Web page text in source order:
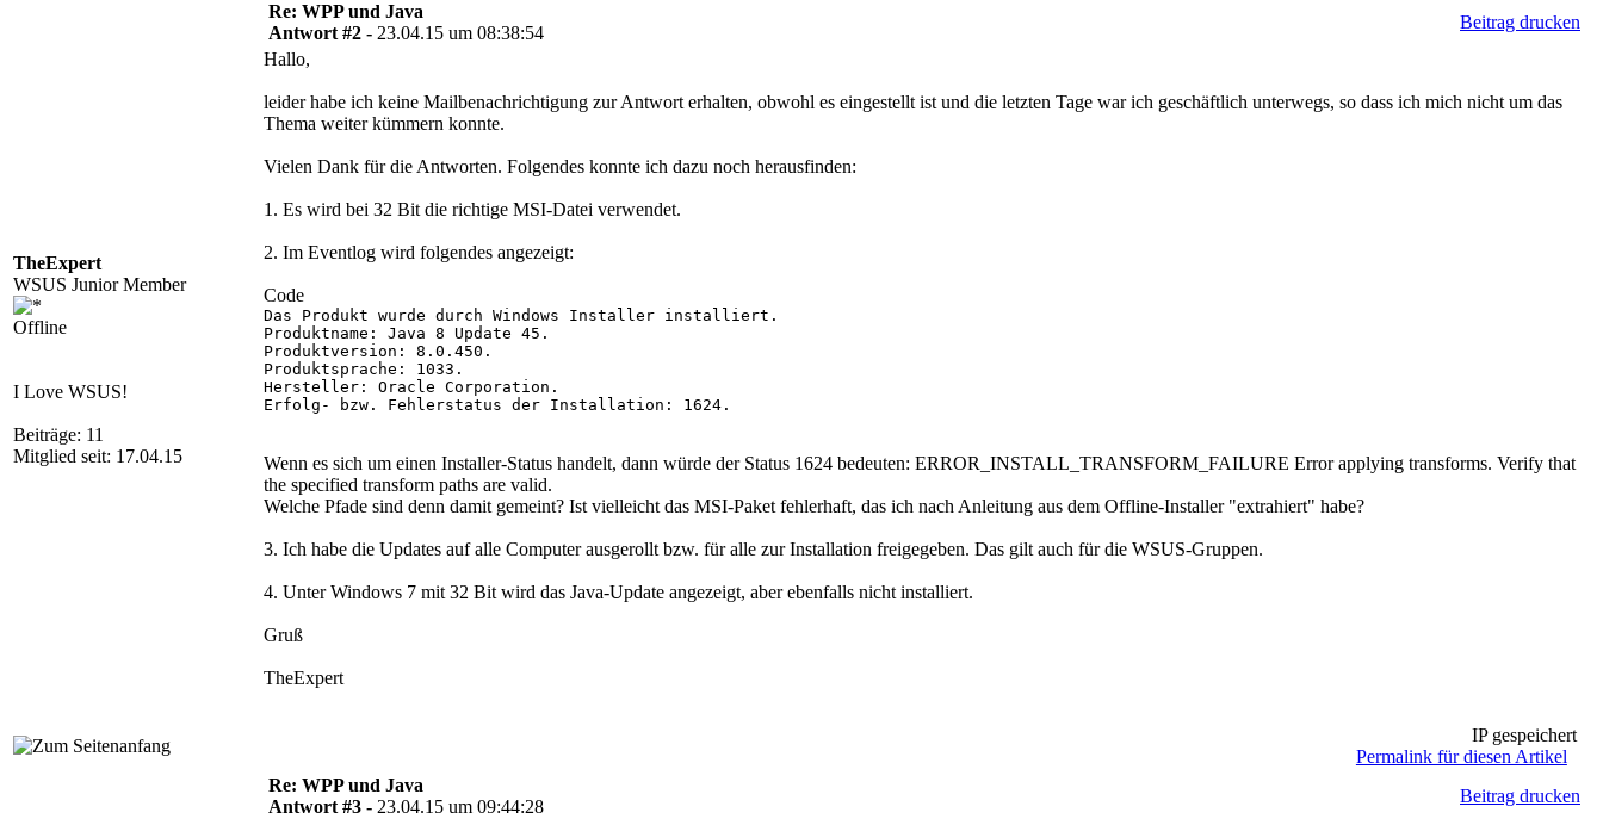
TheExpert
WSUS Junior Member
Offline
I Love WSUS!
Beiträge: 11
Mitglied seit: 17.04.15
Re: WPP und Java
Antwort #2 - 23.04.15 um 08:38:54
Beitrag drucken
Hallo,
leider habe ich keine Mailbenachrichtigung zur Antwort erhalten, obwohl es eingestellt ist und die letzten Tage war ich geschäftlich unterwegs, so dass ich mich nicht um das
Thema weiter kümmern konnte.
Vielen Dank für die Antworten. Folgendes konnte ich dazu noch herausfinden:
1. Es wird bei 32 Bit die richtige MSI-Datei verwendet.
2. Im Eventlog wird folgendes angezeigt:
Code
Das Produkt wurde durch Windows Installer installiert.
Produktname: Java 8 Update 45.
Produktversion: 8.0.450.
Produktsprache: 1033.
Hersteller: Oracle Corporation.
Erfolg- bzw. Fehlerstatus der Installation: 1624.
Wenn es sich um einen Installer-Status handelt, dann würde der Status 1624 bedeuten: ERROR_INSTALL_TRANSFORM_FAILURE Error applying transforms. Verify that
the specified transform paths are valid.
Welche Pfade sind denn damit gemeint? Ist vielleicht das MSI-Paket fehlerhaft, das ich nach Anleitung aus dem Offline-Installer "extrahiert" habe?
3. Ich habe die Updates auf alle Computer ausgerollt bzw. für alle zur Installation freigegeben. Das gilt auch für die WSUS-Gruppen.
4. Unter Windows 7 mit 32 Bit wird das Java-Update angezeigt, aber ebenfalls nicht installiert.
Gruß
TheExpert
IP gespeichert
Permalink für diesen Artikel
Re: WPP und Java
Antwort #3 - 23.04.15 um 09:44:28
Beitrag drucken